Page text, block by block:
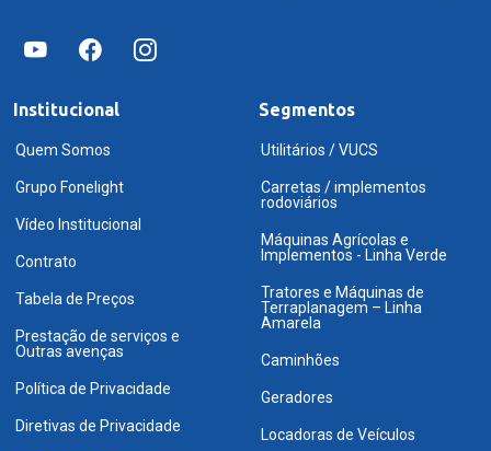
Institucional
Quem Somos
Grupo Fonelight
Vídeo Institucional
Contrato
Tabela de Preços
Prestação de serviços e
Outras avenças
Política de Privacidade
Diretivas de Privacidade
Segmentos
Utilitários / VUCS
Carretas / implementos
rodoviários
Máquinas Agrícolas e
Implementos - Linha Verde
Tratores e Máquinas de
Terraplanagem – Linha
Amarela
Caminhões
Geradores
Locadoras de Veículos